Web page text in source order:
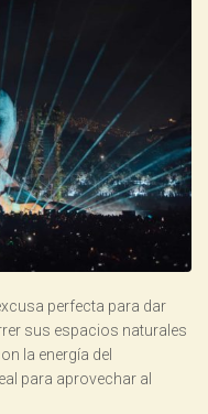
perfecta para dar
sus espacios naturales
la energía del
para aprovechar al